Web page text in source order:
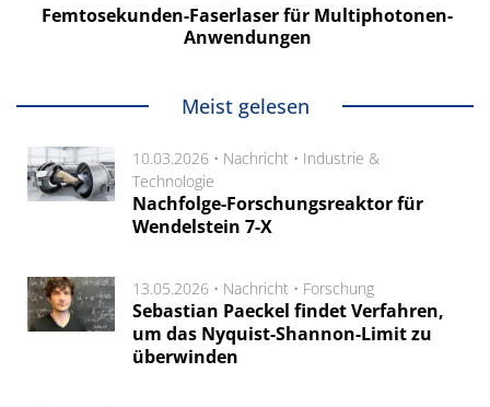
Femtosekunden-Faserlaser für Multiphotonen-
Anwendungen
Meist gelesen
10.03.2026 • Nachricht • Industrie &
Technologie
Nachfolge-Forschungsreaktor für
Wendelstein 7-X
13.05.2026 • Nachricht • Forschung
Sebastian Paeckel findet Verfahren,
um das Nyquist-Shannon-Limit zu
überwinden